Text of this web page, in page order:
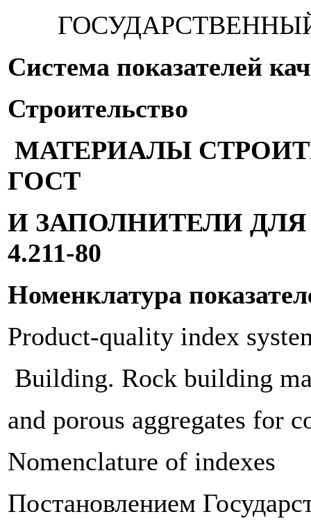
Система показателей
Строительство
МАТЕРИАЛЫ
ГОСТ
И ЗАПОЛНИТЕЛИ
4.211-80
Номенклатура
Product-quality index
Building. Rock building
and porous aggregates for
Nomenclature of indexes
Постановлением